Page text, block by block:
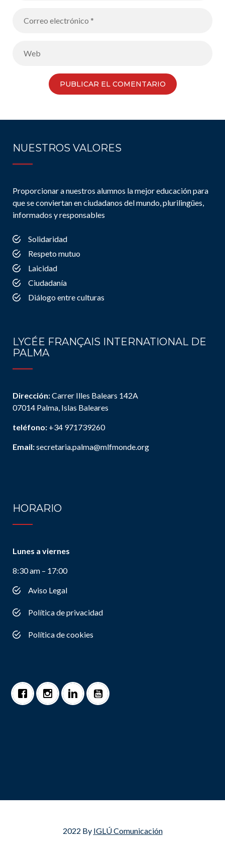
NUESTROS VALORES
Proporcionar a nuestros alumnos la mejor educación para
que se conviertan en ciudadanos del mundo, plurilingües,
informados y responsables
Solidaridad
Respeto mutuo
Laicidad
Ciudadanía
Diálogo entre culturas
LYCÉE FRANÇAIS INTERNATIONAL DE
PALMA
Dirección:Carrer Illes Balears 142A
07014 Palma, Islas Baleares
teléfono: +34 971739260
Email:secretaria.palma@mlfmonde.org
HORARIO
Lunes a viernes
8:30 am – 17:00
Aviso Legal
Política de privacidad
Política de cookies
2022 By IGLÚ Comunicación